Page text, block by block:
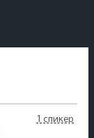
1 спикер